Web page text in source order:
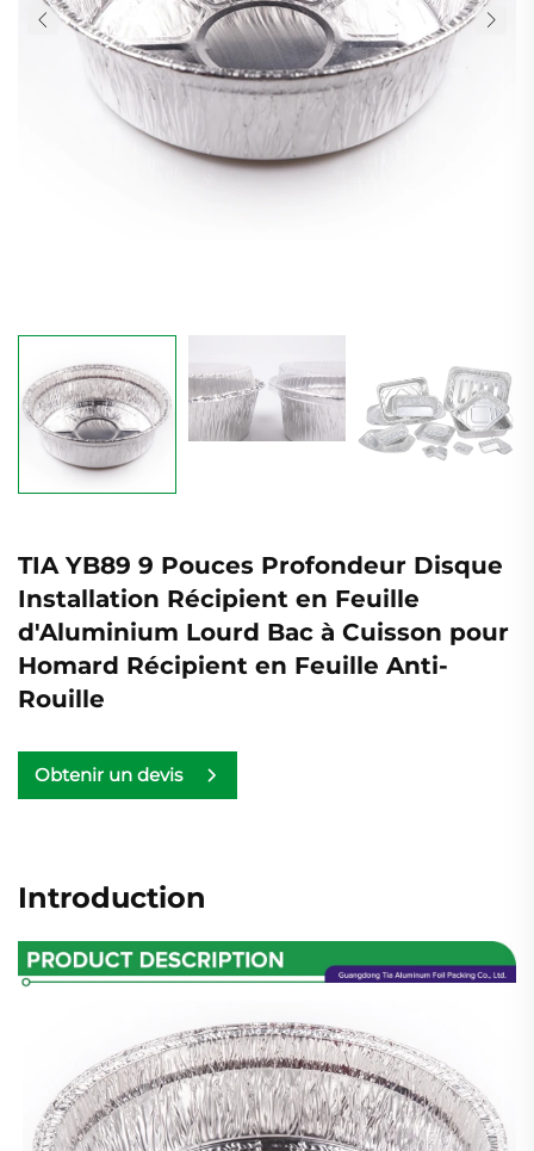
TIA YB89 9 Pouces Profondeur Disque
Installation Récipient en Feuille
d'Aluminium Lourd Bac à Cuisson pour
Homard Récipient en Feuille Anti-
Rouille
Obtenir un devis
Introduction